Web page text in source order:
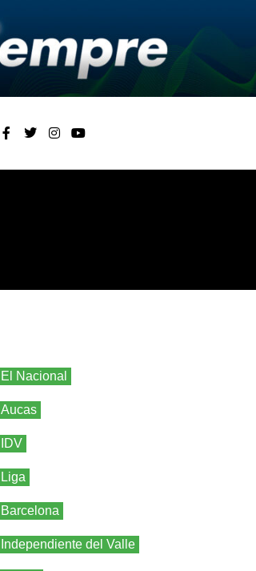
El Nacional
Aucas
IDV
Liga
Barcelona
Independiente del Valle